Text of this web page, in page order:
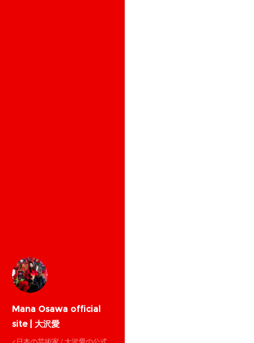
Mana Osawa official
site | 大沢愛
<日本の芸術家 / 大沢愛の公式